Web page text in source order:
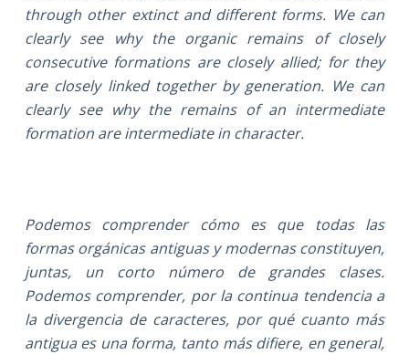
through other extinct and different forms. We can
clearly see why the organic remains of closely
consecutive formations are closely allied; for they
are closely linked together by generation. We can
clearly see why the remains of an intermediate
formation are intermediate in character.
Podemos comprender cómo es que todas las
formas orgánicas antiguas y modernas constituyen,
juntas, un corto número de grandes clases.
Podemos comprender, por la continua tendencia a
la divergencia de caracteres, por qué cuanto más
antigua es una forma, tanto más difiere, en general,